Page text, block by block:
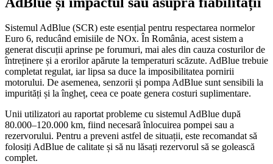
Sistemul AdBlue (SCR) este esențial pentru respectarea normelor
Euro 6, reducând emisiile de NOx. În România, acest sistem a
generat discuții aprinse pe forumuri, mai ales din cauza costurilor de
întreținere și a erorilor apărute la temperaturi scăzute. AdBlue trebuie
completat regulat, iar lipsa sa duce la imposibilitatea pornirii
motorului. De asemenea, senzorii și pompa AdBlue sunt sensibili la
impurități și la îngheț, ceea ce poate genera costuri suplimentare.
Unii utilizatori au raportat probleme cu sistemul AdBlue după
80.000–120.000 km, fiind necesară înlocuirea pompei sau a
rezervorului. Pentru a preveni astfel de situații, este recomandat să
folosiți AdBlue de calitate și să nu lăsați rezervorul să se golească
complet.